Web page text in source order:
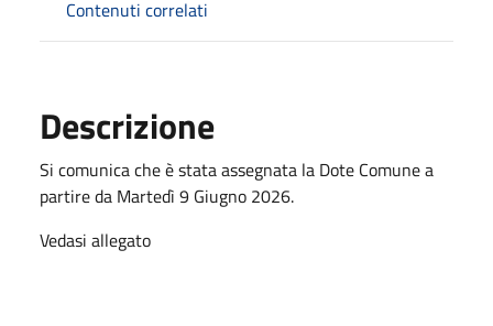
Contenuti correlati
Descrizione
Si comunica che è stata assegnata la Dote Comune a
partire da Martedì 9 Giugno 2026.
Vedasi allegato